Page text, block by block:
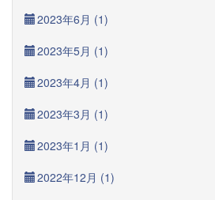
2023年6月 (1)
2023年5月 (1)
2023年4月 (1)
2023年3月 (1)
2023年1月 (1)
2022年12月 (1)